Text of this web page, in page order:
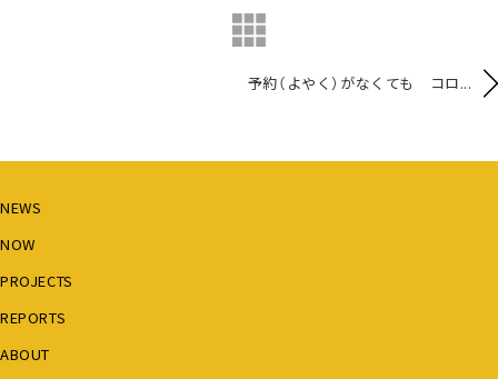
予約（よやく）がなくても コロ...
NEWS
NOW
PROJECTS
REPORTS
ABOUT